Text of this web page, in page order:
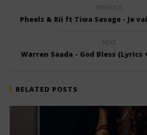
PREVIOUS
Pheelz & Rii ft Tiwa Savage - Je
NEXT
Warren Saada - God Bless
RELATED POSTS